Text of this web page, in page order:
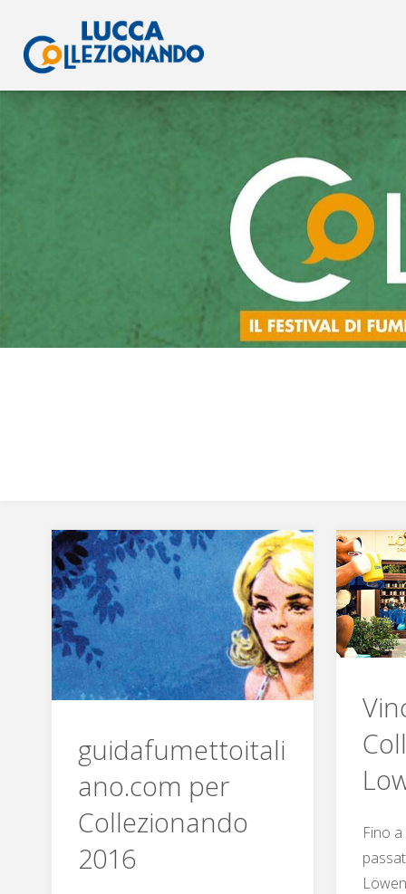
guidafumettoitali
ano.com per
Collezionando
2016
Fino